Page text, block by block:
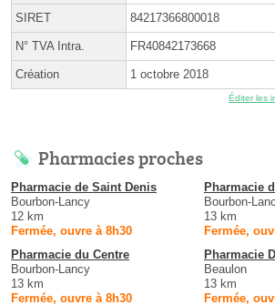
SIRET 84217366800018
N° TVA Intra. FR40842173668
Création 1 octobre 2018
Éditer les
Pharmacies proches
Pharmacie de Saint Denis
Bourbon-Lancy
12 km
Fermée, ouvre à 8h30
Pharmacie
Bourbon-
13 km
Fermée,
Pharmacie du Centre
Bourbon-Lancy
13 km
Fermée, ouvre à 8h30
Pharmacie
Beaulon
13 km
Fermée,